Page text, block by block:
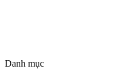
Danh mục